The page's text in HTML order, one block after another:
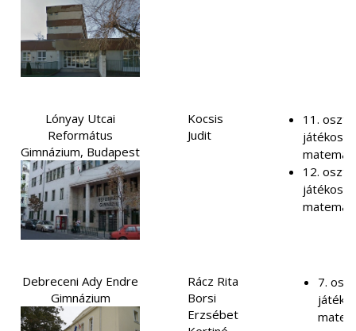
Lónyay Utcai
Református
Gimnázium, Budapest
Kocsis
Judit
11.
12.
Debreceni Ady Endre
Gimnázium
Rácz Rita
Borsi
Erzsébet
7.